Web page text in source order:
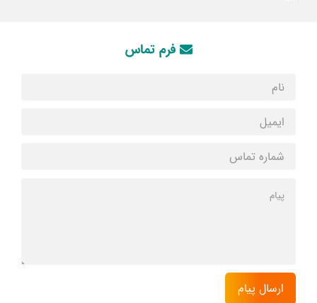
فرم تماس